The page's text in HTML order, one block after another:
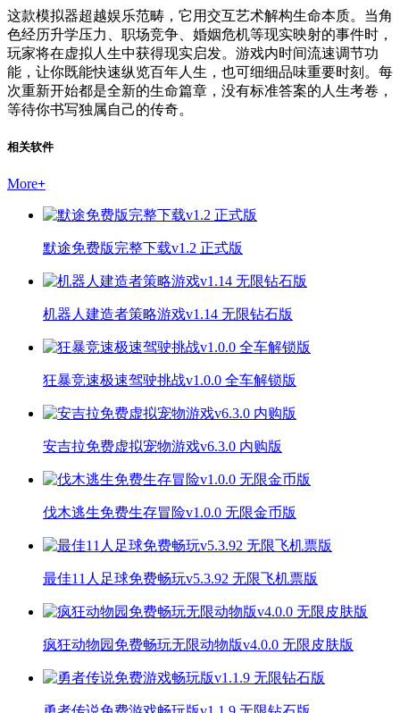
这款模拟器超越娱乐范畴，它用交互艺术解构生命本质。当角
色经历升学压力、职场竞争、婚姻危机等现实映射的事件时，
玩家将在虚拟人生中获得现实启发。游戏内时间流速调节功
能，让你既能快速纵览百年人生，也可细细品味重要时刻。每
次重新开始都是全新的生命篇章，没有标准答案的人生考卷，
等待你书写独属自己的传奇。
相关软件
More+
默途免费版完整下载v1.2 正式版
机器人建造者策略游戏v1.14 无限钻石版
狂暴竞速极速驾驶挑战v1.0.0 全车解锁版
安吉拉免费虚拟宠物游戏v6.3.0 内购版
伐木逃生免费生存冒险v1.0.0 无限金币版
最佳11人足球免费畅玩v5.3.92 无限飞机票版
疯狂动物园免费畅玩无限动物版v4.0.0 无限皮肤版